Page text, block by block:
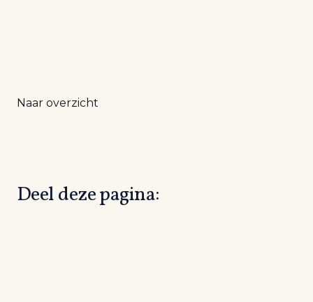
Naar overzicht
Deel deze pagina: